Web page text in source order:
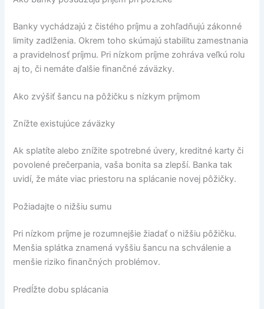
Banky vychádzajú z čistého príjmu a zohľadňujú zákonné
limity zadlženia. Okrem toho skúmajú stabilitu zamestnania
a pravidelnosť príjmu. Pri nízkom príjme zohráva veľkú rolu
aj to, či nemáte ďalšie finančné záväzky.
Ako zvýšiť šancu na pôžičku s nízkym príjmom
Znížte existujúce záväzky
Ak splatíte alebo znížite spotrebné úvery, kreditné karty či
povolené prečerpania, vaša bonita sa zlepší. Banka tak
uvidí, že máte viac priestoru na splácanie novej pôžičky.
Požiadajte o nižšiu sumu
Pri nízkom príjme je rozumnejšie žiadať o nižšiu pôžičku.
Menšia splátka znamená vyššiu šancu na schválenie a
menšie riziko finančných problémov.
Predĺžte dobu splácania